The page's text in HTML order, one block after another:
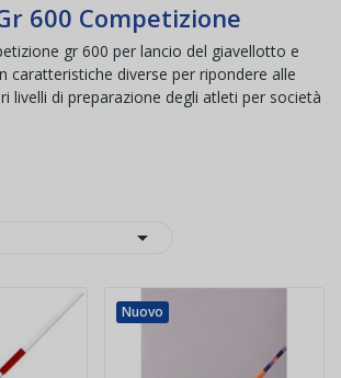
600 Competizione
gr 600 per lancio del giavellotto e
caratteristiche diverse per ripondere alle
livelli di preparazione degli atleti per società

Nuovo